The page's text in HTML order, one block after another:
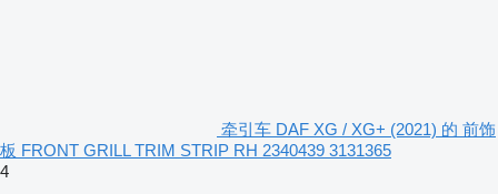
牵引车 DAF XG / XG+ (2021) 的 前饰
板 FRONT GRILL TRIM STRIP RH 2340439 3131365
4